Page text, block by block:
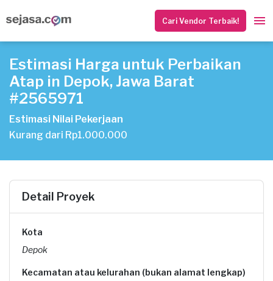
Cari Vendor Terbaik!
Estimasi Harga untuk Perbaikan
Atap in Depok, Jawa Barat
#2565971
Estimasi Nilai Pekerjaan
Kurang dari Rp1.000.000
Detail Proyek
Kota
Depok
Kecamatan atau kelurahan (bukan alamat lengkap)